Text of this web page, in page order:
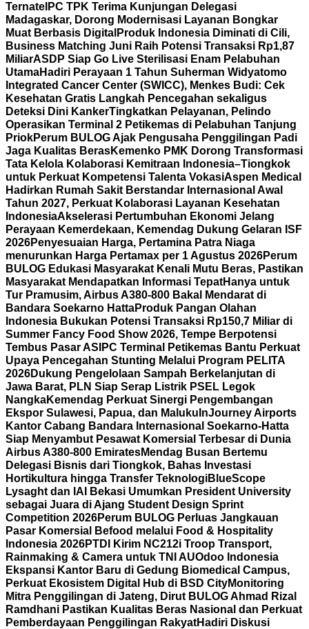
Ternate IPC TPK Terima Kunjungan Delegasi
Madagaskar, Dorong Modernisasi Layanan Bongkar
Muat Berbasis Digital Produk Indonesia Diminati di Cili,
Business Matching Juni Raih Potensi Transaksi Rp1,87
MiliarASDP Siap Go Live Sterilisasi Enam Pelabuhan
UtamaHadiri Perayaan 1 Tahun Suherman Widyatomo
Integrated Cancer Center (SWICC), Menkes Budi: Cek
Kesehatan Gratis Langkah Pencegahan sekaligus
Deteksi Dini KankerTingkatkan Pelayanan, Pelindo
Operasikan Terminal 2 Petikemas di Pelabuhan Tanjung
PriokPerum BULOG Ajak Pengusaha Penggilingan Padi
Jaga Kualitas BerasKemenko PMK Dorong Transformasi
Tata Kelola Kolaborasi Kemitraan Indonesia–Tiongkok
untuk Perkuat Kompetensi Talenta VokasiAspen Medical
Hadirkan Rumah Sakit Berstandar Internasional Awal
Tahun 2027, Perkuat Kolaborasi Layanan Kesehatan
IndonesiaAkselerasi Pertumbuhan Ekonomi Jelang
Perayaan Kemerdekaan, Kemendag Dukung Gelaran ISF
2026Penyesuaian Harga, Pertamina Patra Niaga
menurunkan Harga Pertamax per 1 Agustus 2026Perum
BULOG Edukasi Masyarakat Kenali Mutu Beras, Pastikan
Masyarakat Mendapatkan Informasi TepatHanya untuk
Tur Pramusim, Airbus A380-800 Bakal Mendarat di
Bandara Soekarno HattaProduk Pangan Olahan
Indonesia Bukukan Potensi Transaksi Rp150,7 Miliar di
Summer Fancy Food Show 2026, Tempe Berpotensi
Tembus Pasar AS IPC Terminal Petikemas Bantu Perkuat
Upaya Pencegahan Stunting Melalui Program PELITA
2026Dukung Pengelolaan Sampah Berkelanjutan di
Jawa Barat, PLN Siap Serap Listrik PSEL Legok
NangkaKemendag Perkuat Sinergi Pengembangan
Ekspor Sulawesi, Papua, dan Maluku InJourney Airports
Kantor Cabang Bandara Internasional Soekarno-Hatta
Siap Menyambut Pesawat Komersial Terbesar di Dunia
Airbus A380-800 EmiratesMendag Busan Bertemu
Delegasi Bisnis dari Tiongkok, Bahas Investasi
Hortikultura hingga Transfer TeknologiBlueScope
Lysaght dan IAI Bekasi Umumkan President University
sebagai Juara di Ajang Student Design Sprint
Competition 2026Perum BULOG Perluas Jangkauan
Pasar Komersial Befood melalui Food & Hospitality
Indonesia 2026PTDI Kirim NC212i Troop Transport,
Rainmaking & Camera untuk TNI AUOdoo Indonesia
Ekspansi Kantor Baru di Gedung Biomedical Campus,
Perkuat Ekosistem Digital Hub di BSD CityMonitoring
Mitra Penggilingan di Jateng, Dirut BULOG Ahmad Rizal
Ramdhani Pastikan Kualitas Beras Nasional dan Perkuat
Pemberdayaan Penggilingan RakyatHadiri Diskusi